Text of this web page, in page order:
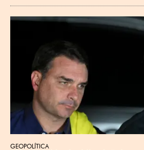
GEOPOLÍTICA